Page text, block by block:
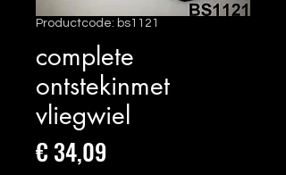
Productcode: bs1121
complete
ontstekinmet
vliegwiel
€ 34,09